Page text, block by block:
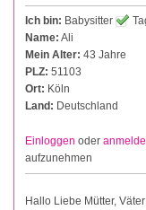
Ich bin: Babysitter
Name: Ali
Mein Alter: 43 Jahre
PLZ: 51103
Ort: Köln
Land: Deutschland
Einloggen oder
aufzunehmen
Hallo Liebe Mütter,